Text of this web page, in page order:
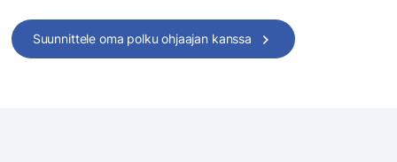
Suunnittele oma polku ohjaajan kanssa